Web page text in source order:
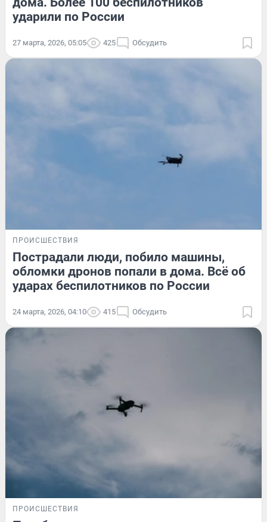
ударили по России
27 марта, 2026, 05:05 425 Обсудить
ПРОИСШЕСТВИЯ
Пострадали люди, побило машины,
обломки дронов попали в дома. Всё об
ударах беспилотников по России
24 марта, 2026, 04:10 415 Обсудить
ПРОИСШЕСТВИЯ